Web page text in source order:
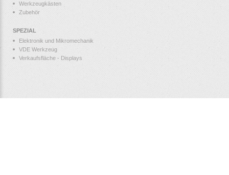
Werkzeugkästen
Zubehör
SPEZIAL
Elektronik und Mikromechanik
VDE Werkzeug
Verkaufsfläche - Displays